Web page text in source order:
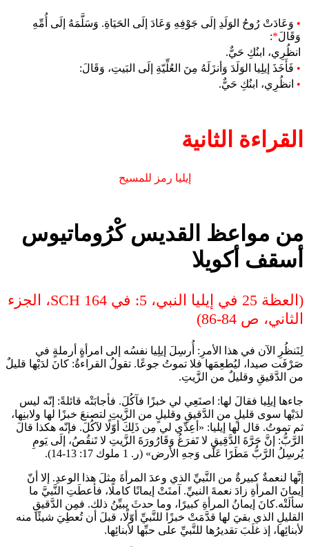
• وَعَادَتْ رُوحُ الوَلَدِ إلَى جَوْفِهِ وَعَادَ إلَى الحَيَاةِ. وَسَلَّمَهُ إلَى أُمِّهِ
وَقَالَ*
:
انظُرِي، ابنُكِ حَيٌّ.
• فَأَخَذَ إيلِيا الوَلَدَ وَأنزَلَهُ مِنَ العُلِّيّةِ إلَى البَيتِ، وَقَالَ:
• انظُرِي، ابنُكِ حَيٌّ.
القراءة الثانية
إيليا رمز للمسيح
من مواعظ القديس كْرُوماتيوس
أسقف أكويلا
(العظة 25 في إيليا النبي، 5: في SCH 164، الجزء
الثاني، ص 84-86)
لِنَنظُرِ الآن في هذا الأمرِ: أُرسِلَ إيلِيا نفسُه إلى امرأةٍ أرملةٍ في
صَرْفَت صيدا، ليُطعِمَها فلا تموتُ جوعًا. تقولُ القراءةُ: كانَ لدَيْها قليلٌ
من الدَّقيقِ وقليلٌ من الزَّيتِ.
جاءها إيلِيا فقالَ لها: اصنَعِي لي خبزًا فآكُلَ. فأجابَتْه قائلةً: إنّه ليس
لدَيْها سوى قليلٍ من الدَّقيقِ وقليلٍ من الزَّيتِ لتصنعَ خبزًا لها ولابنِها،
ثم تموتُ. قال لها إيليا: «أعِدِّي لي مِن ذَلِكَ أوّلًا لآكُلَ. فإنّه هكذا قالَ
الرَّبُّ: إنَّ جَرَّةَ الدَّقِيقِ لا تَفرَغُ وَقَارُورَةَ الزَّيتِ لا تَنقُصُ، إلَى يَومِ
يُرسِلُ الرَّبُّ مَطَرًا عَلَى وَجهِ الأرض» (ر. 1 ملوك 17: 13-14).
إنَّها لنعمةٌ كبيرةٌ من النَّبيِّ الذي وعدَ المرأةَ مثلَ هذا الوعدِ. إلا أنّ
إيمانَ المرأةِ زادَ نعمةَ النبيِّ. آمنَتْ إيمانًا كاملًا، فأعطَتِ النَّبيَّ ما
سألَتْه.كانَ إيمانُ المرأةِ كبيرًا، وما حدثَ يبيِّنُ ذلك. فمِن الدَّقيقِ
القليلِ الذي بقيَ لها قدَّمَتْ خبزًا للنَّبيِّ أوّلًا، قبلَ أن تُعطِيَ شيئًا منه
لأبنائِها، إذ غلَبَ تقديرُها للنَّبيِّ على حبِّها لأبنائِها.